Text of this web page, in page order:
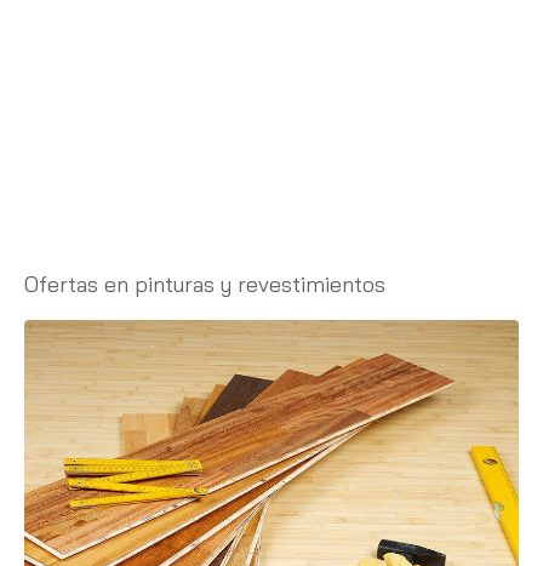
Ofertas en pinturas y revestimientos